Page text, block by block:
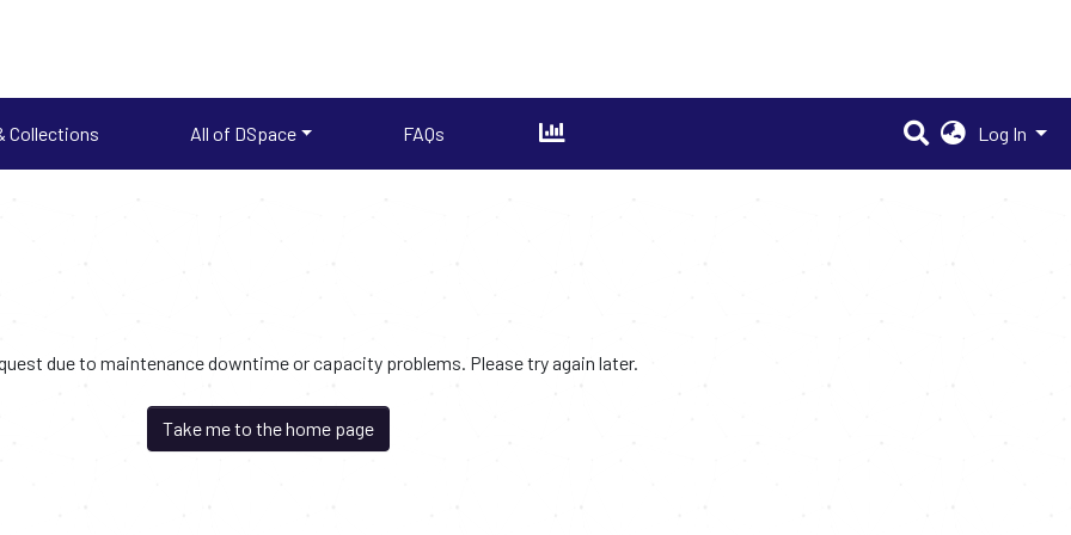
Collections All of DSpace FAQs Log In
due to maintenance downtime or capacity problems. Please try again later.
Take me to the home page